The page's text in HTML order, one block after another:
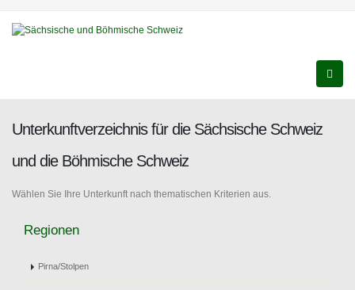
Unterkunftverzeichnis für die Sächsische Schweiz
und die Böhmische Schweiz
Wählen Sie Ihre Unterkunft nach thematischen Kriterien aus.
Regionen
Pirna/Stolpen